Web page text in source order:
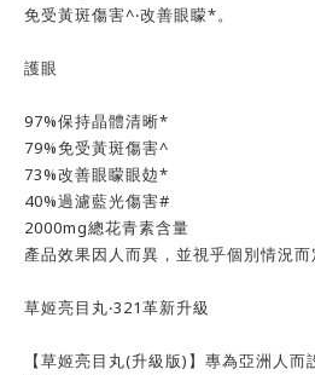
免受黃斑傷害^‧改善眼矇*。
護眼
97%保持晶體清晰*
79%免受黃斑傷害^
73%改善眼矇眼攰*
40%過濾藍光傷害#
2000mg總花青素含量
產品效果因人而異，並視乎個別情況而
草姬亮目丸‧321革新升級
【草姬亮目丸(升級版)】專為亞洲人